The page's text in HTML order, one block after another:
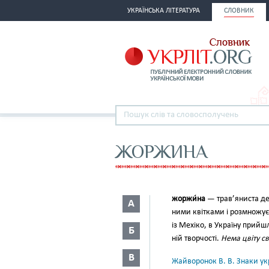
УКРАЇНСЬКА ЛІТЕРАТУРА СЛОВНИК
ЖОРЖИНА
А
Б
В
жоржи́на — трав’яниста
ними квітками і
із Мехіко, в Україну
ній творчості. Нема цвіту
Жайворонок В. В. Знаки